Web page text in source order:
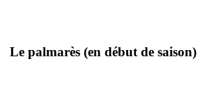
Le palmarès (en début de saison)